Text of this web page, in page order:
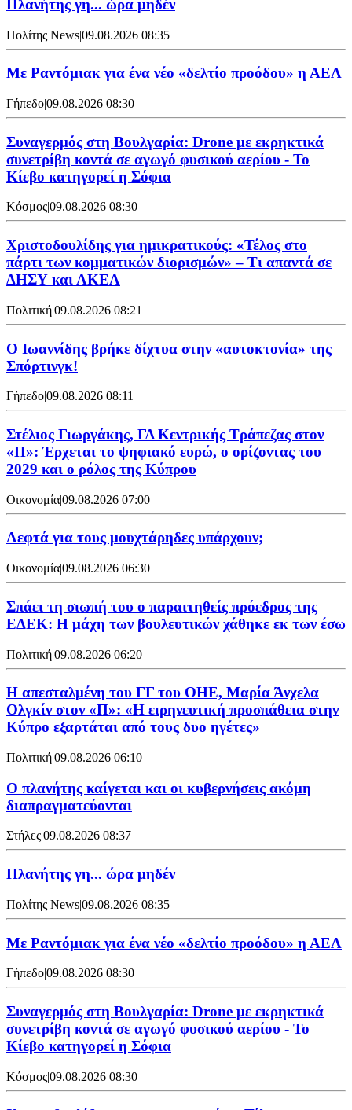
Πλανήτης γη... ώρα μηδέν
Πολίτης News|09.08.2026 08:35
Με Ραντόμιακ για ένα νέο «δελτίο προόδου» η ΑΕΛ
Γήπεδο|09.08.2026 08:30
Συναγερμός στη Βουλγαρία: Drone με εκρηκτικά
συνετρίβη κοντά σε αγωγό φυσικού αερίου - Το
Κίεβο κατηγορεί η Σόφια
Κόσμος|09.08.2026 08:30
Χριστοδουλίδης για ημικρατικούς: «Τέλος στο
πάρτι των κομματικών διορισμών» – Τι απαντά σε
ΔΗΣΥ και ΑΚΕΛ
Πολιτική|09.08.2026 08:21
Ο Ιωαννίδης βρήκε δίχτυα στην «αυτοκτονία» της
Σπόρτινγκ!
Γήπεδο|09.08.2026 08:11
Στέλιος Γιωργάκης, ΓΔ Κεντρικής Τράπεζας στον
«Π»: Έρχεται το ψηφιακό ευρώ, ο ορίζοντας του
2029 και ο ρόλος της Κύπρου
Οικονομία|09.08.2026 07:00
Λεφτά για τους μουχτάρηδες υπάρχουν;
Οικονομία|09.08.2026 06:30
Σπάει τη σιωπή του ο παραιτηθείς πρόεδρος της
ΕΔΕΚ: Η μάχη των βουλευτικών χάθηκε εκ των έσω
Πολιτική|09.08.2026 06:20
Η απεσταλμένη του ΓΓ του ΟΗΕ, Μαρία Άνχελα
Ολγκίν στον «Π»: «Η ειρηνευτική προσπάθεια στην
Κύπρο εξαρτάται από τους δυο ηγέτες»
Πολιτική|09.08.2026 06:10
Ο πλανήτης καίγεται και οι κυβερνήσεις ακόμη
διαπραγματεύονται
Στήλες|09.08.2026 08:37
Πλανήτης γη... ώρα μηδέν
Πολίτης News|09.08.2026 08:35
Με Ραντόμιακ για ένα νέο «δελτίο προόδου» η ΑΕΛ
Γήπεδο|09.08.2026 08:30
Συναγερμός στη Βουλγαρία: Drone με εκρηκτικά
συνετρίβη κοντά σε αγωγό φυσικού αερίου - Το
Κίεβο κατηγορεί η Σόφια
Κόσμος|09.08.2026 08:30